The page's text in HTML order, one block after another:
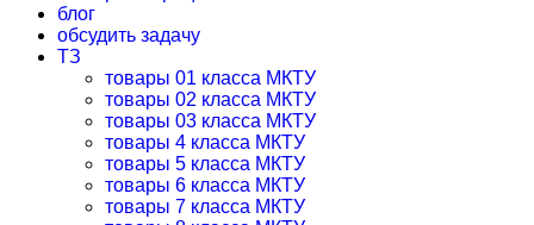
блог
обсудить задачу
ТЗ
товары 01 класса МКТУ
товары 02 класса МКТУ
товары 03 класса МКТУ
товары 4 класса МКТУ
товары 5 класса МКТУ
товары 6 класса МКТУ
товары 7 класса МКТУ